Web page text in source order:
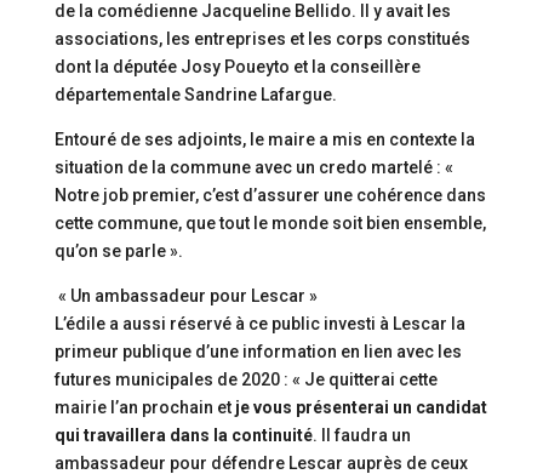
de la comédienne Jacqueline Bellido. Il y avait les
associations, les entreprises et les corps constitués
dont la députée Josy Poueyto et la conseillère
départementale Sandrine Lafargue.
Entouré de ses adjoints, le maire a mis en contexte la
situation de la commune avec un credo martelé : «
Notre job premier, c’est d’assurer une cohérence dans
cette commune, que tout le monde soit bien ensemble,
qu’on se parle ».
« Un ambassadeur pour Lescar »
L’édile a aussi réservé à ce public investi à Lescar la
primeur publique d’une information en lien avec les
futures municipales de 2020 : « Je quitterai cette
mairie l’an prochain etje vous présenterai un candidat
qui travaillera dans la continuité. Il faudra un
ambassadeur pour défendre Lescar auprès de ceux